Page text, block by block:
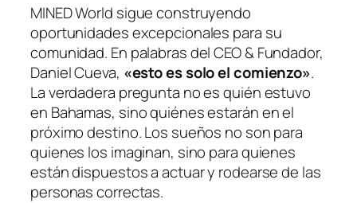
MINED World sigue construyendo
oportunidades excepcionales para su
comunidad. En palabras del CEO & Fundador,
Daniel Cueva, «esto es solo el comienzo».
La verdadera pregunta no es quién estuvo
en Bahamas, sino quiénes estarán en el
próximo destino. Los sueños no son para
quienes los imaginan, sino para quienes
están dispuestos a actuar y rodearse de las
personas correctas.